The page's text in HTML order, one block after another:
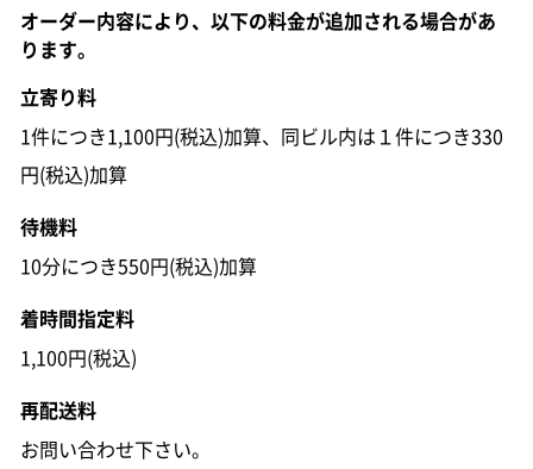
オーダー内容により、以下の料金が追加される場合があ
ります。
立寄り料
1件につき1,100円(税込)加算、同ビル内は１件につき330
円(税込)加算
待機料
10分につき550円(税込)加算
着時間指定料
1,100円(税込)
再配送料
お問い合わせ下さい。